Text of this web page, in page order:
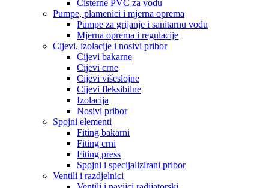
Cisterne PVC za vodu
Pumpe, plamenici i mjerna oprema
Pumpe za grijanje i sanitarnu vodu
Mjerna oprema i regulacije
Cijevi, izolacije i nosivi pribor
Cijevi bakarne
Cijevi crne
Cijevi višeslojne
Cijevi fleksibilne
Izolacija
Nosivi pribor
Spojni elementi
Fiting bakarni
Fiting crni
Fiting press
Spojni i specijalizirani pribor
Ventili i razdjelnici